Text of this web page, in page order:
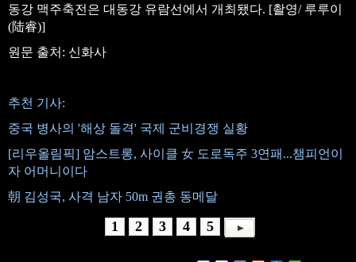
동강 맥주축전은 대동강 유람선에서 개최됐다. [촬영/ 루루이
(陆睿)]
원문 출처: 신화사
추천 기사:
중국 병사의 '해상 돌격' 국제 군비경쟁 실황
[리우올림픽] 암스트롱, 사이클 女 도로독주 3연패...챔피언이
자 어머니이다
朝 김성국, 사격 남자 50m 권총 동메달
1 2 3 4 5